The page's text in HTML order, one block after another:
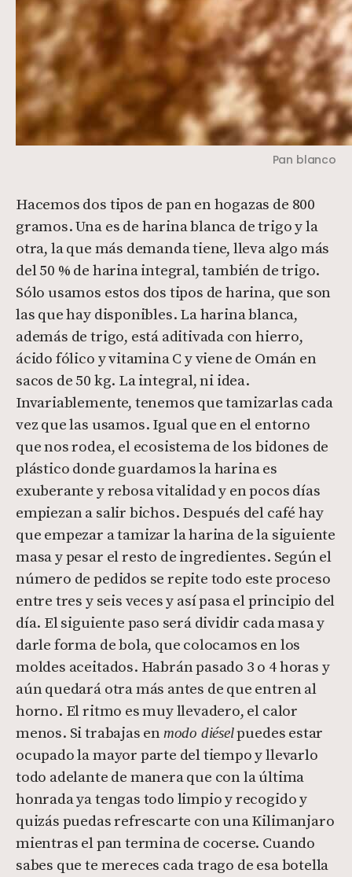
Pan blanco
Hacemos dos tipos de pan en hogazas de 800
gramos. Una es de harina blanca de trigo y la
otra, la que más demanda tiene, lleva algo más
del 50 % de harina integral, también de trigo.
Sólo usamos estos dos tipos de harina, que son
las que hay disponibles. La harina blanca,
además de trigo, está aditivada con hierro,
ácido fólico y vitamina C y viene de Omán en
sacos de 50 kg. La integral, ni idea.
Invariablemente, tenemos que tamizarlas cada
vez que las usamos. Igual que en el entorno
que nos rodea, el ecosistema de los bidones de
plástico donde guardamos la harina es
exuberante y rebosa vitalidad y en pocos días
empiezan a salir bichos. Después del café hay
que empezar a tamizar la harina de la siguiente
masa y pesar el resto de ingredientes. Según el
número de pedidos se repite todo este proceso
entre tres y seis veces y así pasa el principio del
día. El siguiente paso será dividir cada masa y
darle forma de bola, que colocamos en los
moldes aceitados. Habrán pasado 3 o 4 horas y
aún quedará otra más antes de que entren al
horno. El ritmo es muy llevadero, el calor
menos. Si trabajas enmodo diéselpuedes estar
ocupado la mayor parte del tiempo y llevarlo
todo adelante de manera que con la última
honrada ya tengas todo limpio y recogido y
quizás puedas refrescarte con una Kilimanjaro
mientras el pan termina de cocerse. Cuando
sabes que te mereces cada trago de esa botella